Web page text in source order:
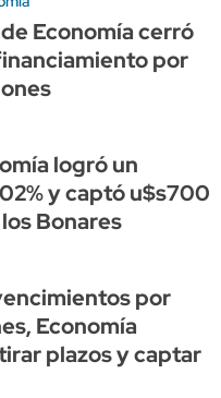
Economía cerró
por
logró un
y captó u$s700
Bonares
por
Economía
plazos y captar